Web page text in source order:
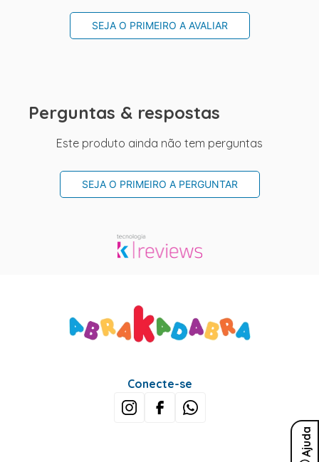
SEJA O PRIMEIRO A AVALIAR
Perguntas & respostas
Este produto ainda não tem perguntas
SEJA O PRIMEIRO A PERGUNTAR
Ajuda
Conecte-se